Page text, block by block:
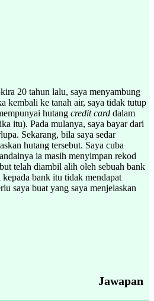
20 tahun lalu, saya menyambung
kembali ke tanah air, saya tidak tutup
hutang credit card dalam
itu). Pada mulanya, saya bayar dari
Sekarang, bila saya sedar
hutang tersebut. Saya cuba
ia masih menyimpan rekod
telah diambil alih oleh sebuah bank
bank itu tidak mendapat
saya buat yang saya menjelaskan
Jawapan